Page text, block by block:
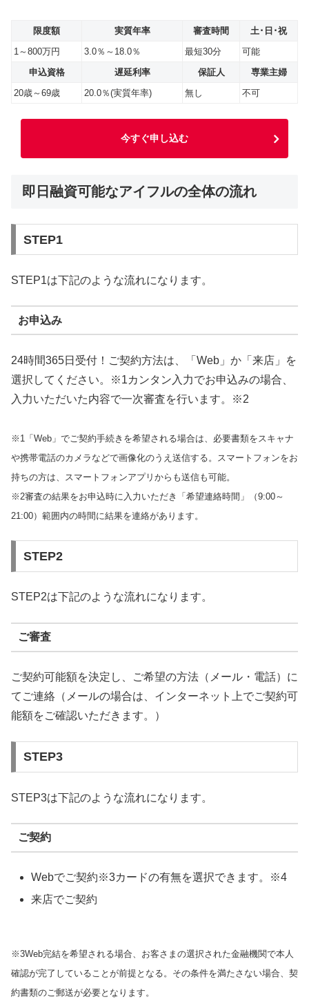
限度額 実質年率 審査時間
土･日･祝
1～800万円
3.0％～18.0％ 最短30分
可能
申込資格
遅延利率 保証人
専業主婦
20歳～69歳
20.0％(実質年率) 無し 不可
今すぐ申し込む
即日融資可能なアイフルの全体の流れ
STEP1
STEP1は下記のような流れになります。
お申込み
24時間365日受付！ご契約方法は、「Web」か「来店」を
選択してください。※1カンタン入力でお申込みの場合、
入力いただいた内容で一次審査を行います。※2
※1「Web」でご契約手続きを希望される場合は、必要書類をスキャナ
や携帯電話のカメラなどで画像化のうえ送信する。スマートフォンをお
持ちの方は、スマートフォンアプリからも送信も可能。
※2審査の結果をお申込時に入力いただき「希望連絡時間」（9:00～
21:00）範囲内の時間に結果を連絡があります。
STEP2
STEP2は下記のような流れになります。
ご審査
ご契約可能額を決定し、ご希望の方法（メール・電話）に
てご連絡（メールの場合は、インターネット上でご契約可
能額をご確認いただきます。）
STEP3
STEP3は下記のような流れになります。
ご契約
Webでご契約※3カードの有無を選択できます。※4
来店でご契約
※3Web完結を希望される場合、お客さまの選択された金融機関で本人
確認が完了していることが前提となる。その条件を満たさない場合、契
約書類のご郵送が必要となります。